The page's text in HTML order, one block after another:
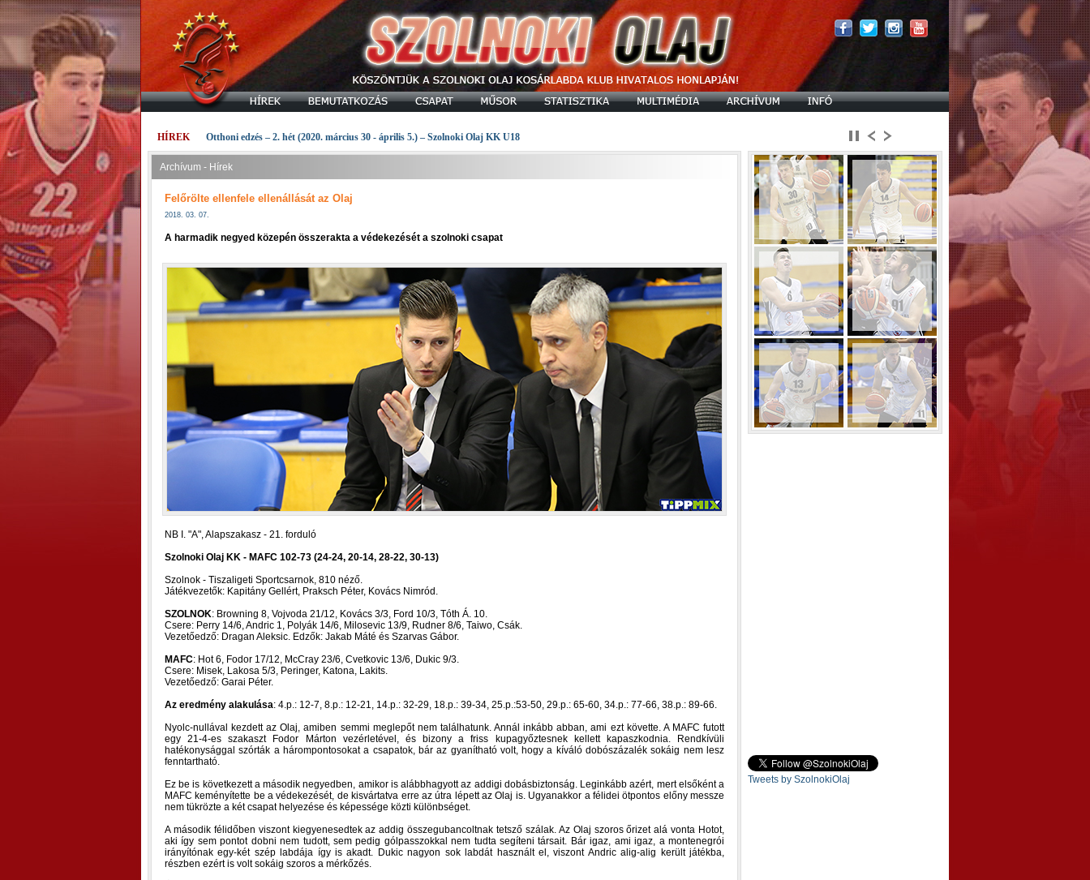
HÍREK Otthoni edzés – 2. hét (2020. március 30 - április 5.) – Szolnoki Olaj KK U18
Archívum - Hírek
Felőrölte ellenfele ellenállását az Olaj
2018. 03. 07.
A harmadik negyed közepén összerakta a védekezését a szolnoki csapat
NB I. "A", Alapszakasz - 21. forduló
Szolnoki Olaj KK - MAFC 102-73 (24-24, 20-14, 28-22, 30-13)
Szolnok - Tiszaligeti Sportcsarnok, 810 néző.
Játékvezetők: Kapitány Gellért, Praksch Péter, Kovács Nimród.
SZOLNOK: Browning 8, Vojvoda 21/12, Kovács 3/3, Ford 10/3, Tóth Á. 10.
Csere: Perry 14/6, Andric 1, Polyák 14/6, Milosevic 13/9, Rudner 8/6, Taiwo, Csák.
Vezetőedző: Dragan Aleksic. Edzők: Jakab Máté és Szarvas Gábor.
MAFC: Hot 6, Fodor 17/12, McCray 23/6, Cvetkovic 13/6, Dukic 9/3.
Csere: Misek, Lakosa 5/3, Peringer, Katona, Lakits.
Vezetőedző: Garai Péter.
Az eredmény alakulása: 4.p.: 12-7, 8.p.: 12-21, 14.p.: 32-29, 18.p.: 39-34, 25.p.:53-50, 29.p.: 65-60, 34.p.: 77-66, 38.p.: 89-66.
Nyolc-nullával kezdett az Olaj, amiben semmi meglepőt nem találhatunk. Annál inkább abban, ami ezt követte. A MAFC futott
egy 21-4-es szakaszt Fodor Márton vezérletével, és bizony a friss kupagyőztesnek kellett kapaszkodnia. Rendkívüli
hatékonysággal szórták a hárompontosokat a csapatok, bár az gyanítható volt, hogy a kíváló dobószázalék sokáig nem lesz
fenntartható.
Ez be is következett a második negyedben, amikor is alábbhagyott az addigi dobásbiztonság. Leginkább azért, mert elsőként a
MAFC keményítette be a védekezését, de kisvártatva erre az útra lépett az Olaj is. Ugyanakkor a félidei ötpontos előny messze
nem tükrözte a két csapat helyezése és képessége közti különbséget.
A második félidőben viszont kiegyenesedtek az addig összegubancoltnak tetsző szálak. Az Olaj szoros őrizet alá vonta Hotot,
aki így sem pontot dobni nem tudott, sem pedig gólpasszokkal nem tudta segíteni társait. Bár igaz, ami igaz, a montenegrói
irányítónak egy-két szép labdája így is akadt. Dukic nagyon sok labdát használt el, viszont Andric alig-alig került játékba,
részben ezért is volt sokáig szoros a mérkőzés.
Tweets by SzolnokiOlaj